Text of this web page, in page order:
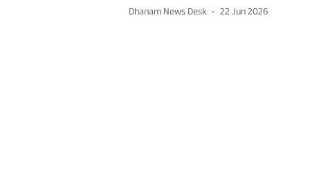
Dhanam News Desk 22 Jun 2026